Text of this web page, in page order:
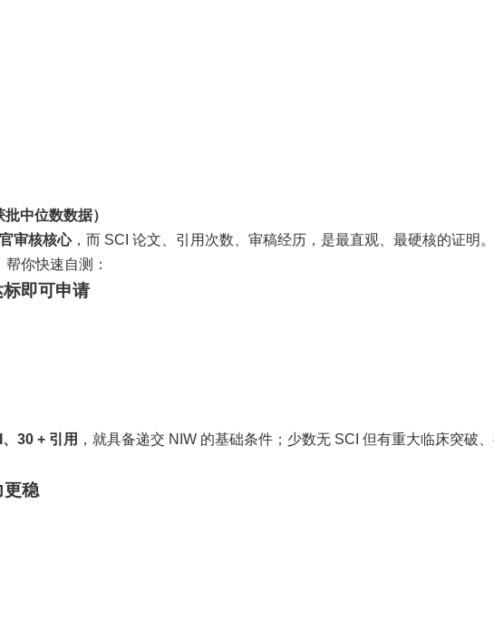
中位数数据）
审核核心，而 SCI 论文、引用次数、审稿经历，是最直观、最硬核的证明
帮你快速自测：
即可申请
30 + 引用 ，就具备递交 NIW 的基础条件；少数无 SCI 但有重大临床突破
更稳